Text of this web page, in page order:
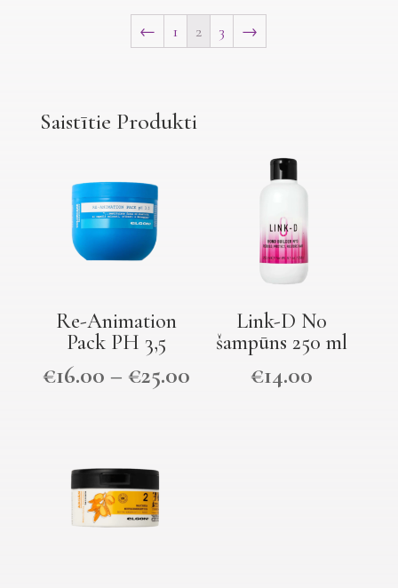
← 1 2 3 →
Saistītie Produkti
Re-Animation
Pack PH 3,5
€16.00 – €25.00
Link-D N0
šampūns 250 ml
€14.00